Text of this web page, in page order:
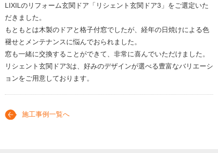
LIXILのリフォーム玄関ドア「リシェント玄関ドア3」をご選定いた
だきました。
もともとは木製のドアと格子付窓でしたが、経年の日焼けによる色
褪せとメンテナンスに悩んでおられました。
窓も一緒に交換することができて、非常に喜んでいただけました。
リシェント玄関ドア3は、好みのデザインが選べる豊富なバリエーシ
ョンをご用意しております。
施工事例一覧へ